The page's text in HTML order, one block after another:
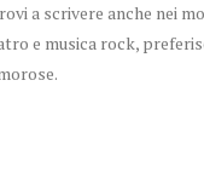
a scrivere anche nei
e musica rock,